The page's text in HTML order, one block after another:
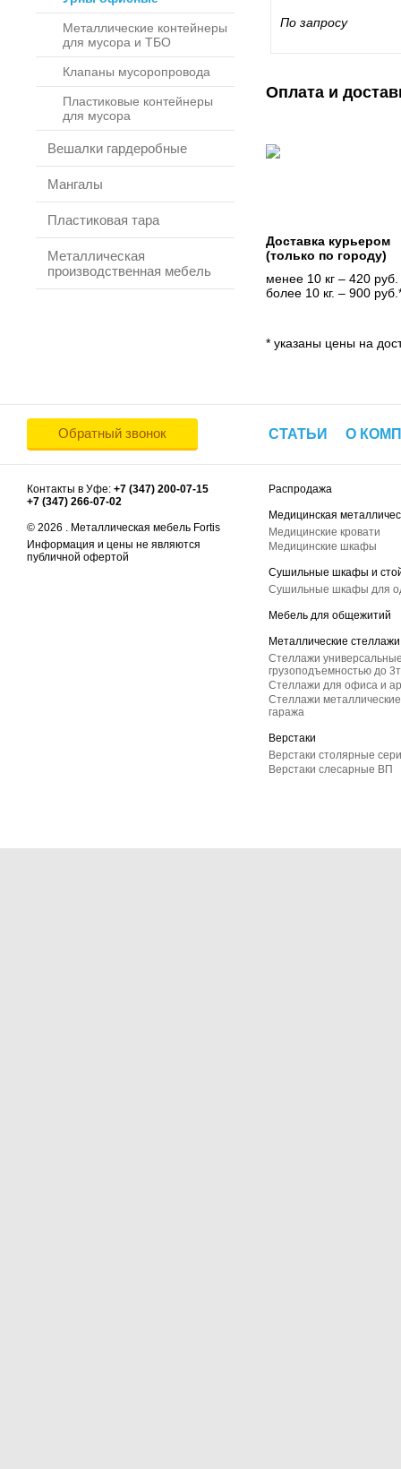
Металлические контейнеры
для мусора и ТБО
Клапаны мусоропровода
Пластиковые контейнеры
для мусора
Вешалки гардеробные
Мангалы
Пластиковая тара
Металлическая
производственная мебель
По запросу
Оплата и
Доставка курьером
(только по городу)
менее 10 кг – 420 руб.
более 10 кг. – 900
* указаны цены на
Обратный звонок СТАТЬИ О
Контакты в Уфе: +7 (347) 200-07-15
+7 (347) 266-07-02
© 2026 . Металлическая мебель Fortis
Информация и цены не являются
публичной офертой
Распродажа
Медицинская
Медицинские кровати
Медицинские шкафы
Сушильные шкафы и
Сушильные шкафы для
Мебель для общежитий
Металлические стеллажи
Стеллажи
грузоподъемностью до
Стеллажи для офиса и
Стеллажи
гаража
Верстаки
Верстаки столярные
Верстаки слесарные ВП